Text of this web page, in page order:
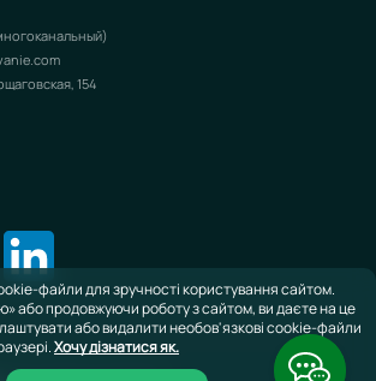
154
«Арсенал Страхование»
файли для зручності користування сайтом.
або продовжуючи роботу з сайтом, ви даєте на це
або видалити необов'язкові cookie-файли
Хочу дізнатися як.